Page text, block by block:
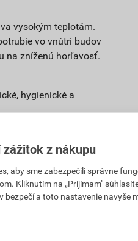
vysokým teplotám.
vo vnútri budov
na zníženú horľavosť.
hygienické a
je tesnený
pružnosť
má vysokú
zážitok z nákupu
aby sme zabezpečili správne
Kliknutím na „Prijímam"
bezpečí a toto nastavenie navyše